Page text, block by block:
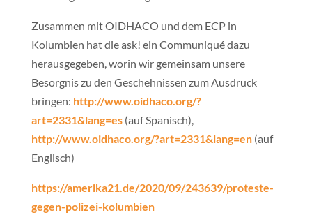
Zusammen mit OIDHACO und dem ECP in
Kolumbien hat die ask! ein Communiqué dazu
herausgegeben, worin wir gemeinsam unsere
Besorgnis zu den Geschehnissen zum Ausdruck
bringen: http://www.oidhaco.org/?
art=2331&lang=es(auf Spanisch),
http://www.oidhaco.org/?art=2331&lang=en(auf
Englisch)
https://amerika21.de/2020/09/243639/proteste-
gegen-polizei-kolumbien